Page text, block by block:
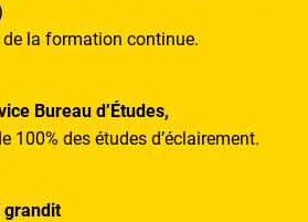
la formation continue.
Bureau d’Études,
100% des études d’éclairement.
grandit